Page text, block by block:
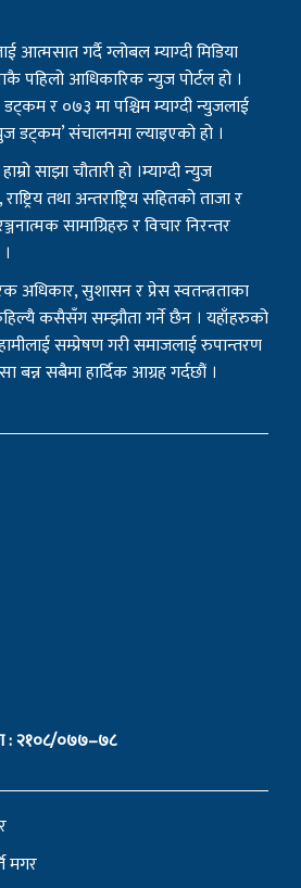
साझा चौतारी हो ।म्याग्दी न्युज
तथा अन्तराष्ट्रिय सहितको ताजा र
सामाग्रिहरु र विचार निरन्तर
अधिकार, सुशासन र प्रेस स्वतन्त्रताका
कसैसँग सम्झौता गर्ने छैन । यहाँहरुको
सम्प्रेषण गरी समाजलाई रुपान्तरण
बन्न सबैमा हार्दिक आग्रह गर्दछौं ।
: २१०८/०७७–७८